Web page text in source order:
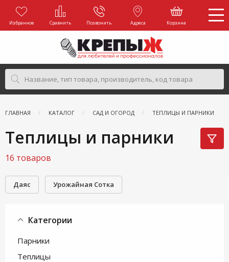
Избранное Сравнить Позвонить Адреса Корзина
ГЛАВНАЯ КАТАЛОГ САД И ОГОРОД ТЕПЛИЦЫ И ПАРНИКИ
Теплицы и парники
16 товаров
Даяс Урожайная Сотка
Категории
Парники
Теплицы